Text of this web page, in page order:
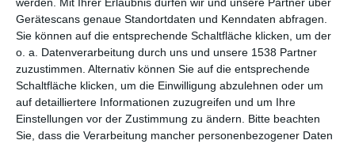
Gerätescans genaue Standortdaten und Kenndaten abfragen.
Sie können auf die entsprechende Schaltfläche klicken, um der
o. a. Datenverarbeitung durch uns und unsere 1538 Partner
zuzustimmen. Alternativ können Sie auf die entsprechende
Schaltfläche klicken, um die Einwilligung abzulehnen oder um
auf detailliertere Informationen zuzugreifen und um Ihre
Einstellungen vor der Zustimmung zu ändern.
Bitte beachten
Sie, dass die Verarbeitung mancher personenbezogener Daten
Schlafzimmer
Zu den Favoriten hinzufügen
Kolonialstil